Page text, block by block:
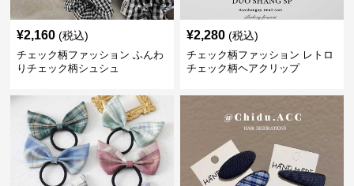
¥2,160 (税込)
チェック柄ファッション ふんわ
りチェック柄シュシュ
¥2,280 (税込)
チェック柄ファッション レトロ
チェック柄ヘアクリップ